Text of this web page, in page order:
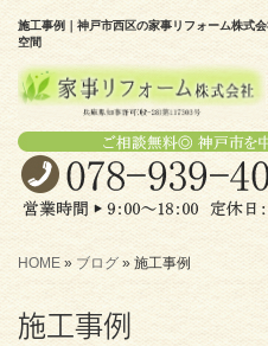
施工事例｜神戸市西区の家事リフォーム株式
空間
HOME » ブログ » 施工事例
施工事例